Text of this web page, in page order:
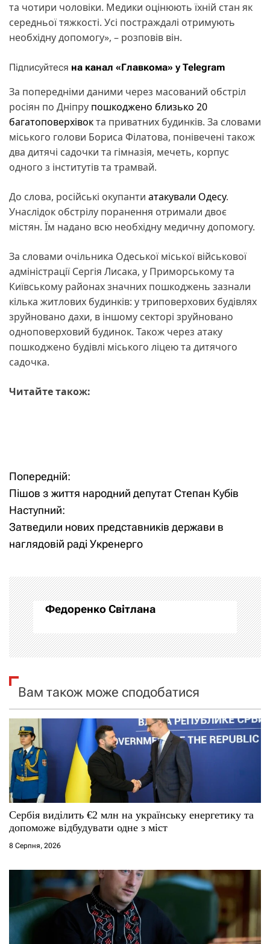
та чотири чоловіки. Медики оцінюють їхній стан як
середньої тяжкості. Усі постраждалі отримують
необхідну допомогу», – розповів він.
Підписуйтеся на канал «Главкома» у Telegram
За попередніми даними через масований обстріл
росіян по Дніпру пошкоджено близько 20
багатоповерхівокта приватних будинків. За словами
міського голови Бориса Філатова, понівечені також
два дитячі садочки та гімназія, мечеть, корпус
одного з інститутів та трамвай.
До слова, російські окупанти атакували Одесу.
Унаслідок обстрілу поранення отримали двоє
містян. Їм надано всю необхідну медичну допомогу.
За словами очільника Одеської міської військової
адміністрації Сергія Лисака, у Приморському та
Київському районах значних пошкоджень зазнали
кілька житлових будинків: у триповерхових будівлях
зруйновано дахи, в іншому секторі зруйновано
одноповерховий будинок. Також через атаку
пошкоджено будівлі міського ліцею та дитячого
садочка.
Читайте також:
Н
а
в
г
а
ц
і
я
з
п
и
с
і
в
Попередній:
Пішов з життя народний депутат Степан Кубів
Наступний:
Затведили нових представників держави в
наглядовій раді Укренерго
Федоренко Світлана
Вам також може сподобатися
Сербія виділить €2 млн на українську енергетику та
допоможе відбудувати одне з міст
8 Серпня, 2026